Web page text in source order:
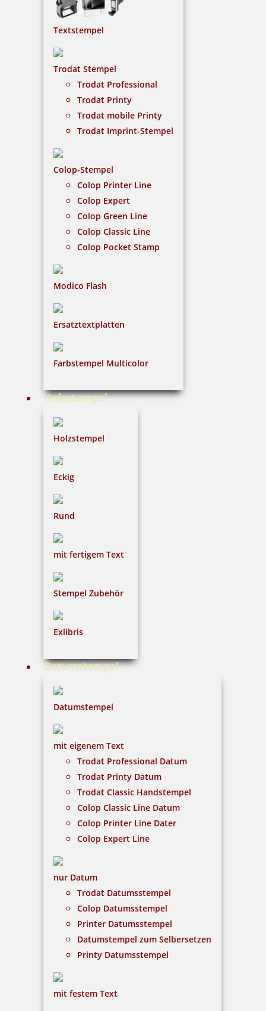
Textstempel
Trodat Stempel
Trodat Professional
Trodat Printy
Trodat mobile Printy
Trodat Imprint-Stempel
Colop-Stempel
Colop Printer Line
Colop Expert
Colop Green Line
Colop Classic Line
Colop Pocket Stamp
Modico Flash
Ersatztextplatten
Farbstempel Multicolor
Holzstempel
Holzstempel
Eckig
Rund
mit fertigem Text
Stempel Zubehör
Exlibris
Datumstempel
Datumstempel
mit eigenem Text
Trodat Professional Datum
Trodat Printy Datum
Trodat Classic Handstempel
Colop Classic Line Datum
Colop Printer Line Dater
Colop Expert Line
nur Datum
Trodat Datumsstempel
Colop Datumsstempel
Printer Datumsstempel
Datumstempel zum Selbersetzen
Printy Datumsstempel
mit festem Text
Der Colop Printer ist ein Selbstfärber, der bereits
über ein integriertes Stempelkissen verfügt.
NACH WUNSCHSTEMPEL FILTERN
€-
4 Artikel in der Kategorie
COLOP Printer R 40 Datum - 12 Stunden Kissen blau/rot
Bestellen
42,09 €
COLOP Mini-Dater S 160/L5 E-M@ILED Kissen blau/rot
18,10 €
Colop Mini Dater S160/L6 mit Datum rot und Wortabdruck
GESCANNT
18,10 €